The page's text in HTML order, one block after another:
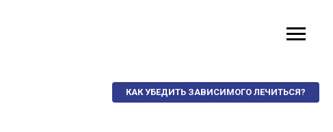
КАК УБЕДИТЬ ЗАВИСИМОГО ЛЕЧИТЬСЯ?